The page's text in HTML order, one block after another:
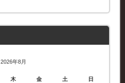
2026年8月
木 金 土 日